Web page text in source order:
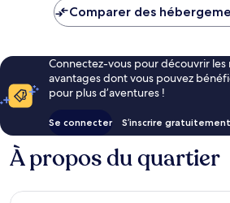
Comparer des
Connectez-vous pour découvrir les
avantages dont vous pouvez
pour plus d’aventures !
Se connecter S’inscrire gratuitement
À propos du quartier